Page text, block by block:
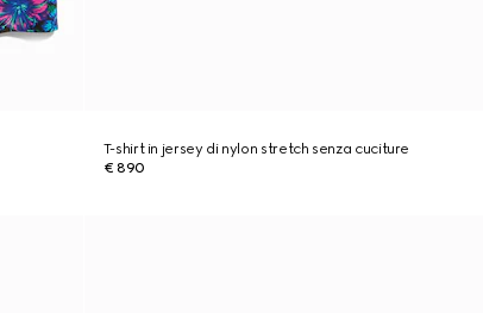
T-shirt in jersey di nylon stretch senza cuciture
€ 890